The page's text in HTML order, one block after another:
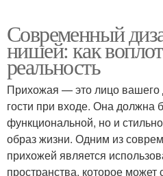
Современный
нишей: как
реальность
Прихожая — это лицо вашего
гости при входе. Она должна
функциональной, но и
образ жизни. Одним из
прихожей является
пространства, которое